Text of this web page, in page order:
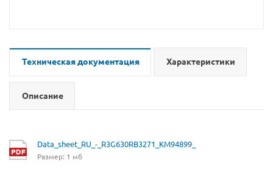
Техническая документация Характеристики
Описание
Data_sheet_RU_-_R3G630RB3271_KM94899_
Размер: 1 мб